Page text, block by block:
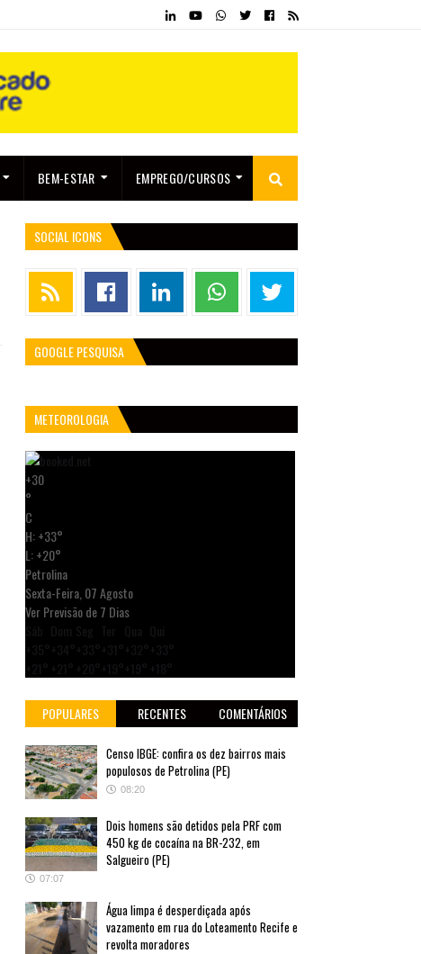
BEM-ESTAR EMPREGO/CURSOS
SOCIAL ICONS
GOOGLE PESQUISA
METEOROLOGIA
+30
°
C
H:+33°
L:+20°
Petrolina
Sexta-Feira, 07 Agosto
Ver Previsão de 7 Dias
POPULARES RECENTES COMENTÁRIOS
Censo IBGE: confira os dez bairros mais
populosos de Petrolina (PE)
08:20
Dois homens são detidos pela PRF com
450 kg de cocaína na BR-232, em
Salgueiro (PE)
07:07
Água limpa é desperdiçada após
vazamento em rua do Loteamento Recife e
revolta moradores